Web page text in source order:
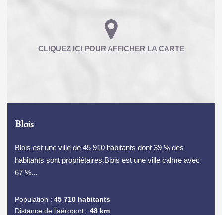
Blois
Blois est une ville de 45 910 habitants dont 39 % des
habitants sont propriétaires.Blois est une ville calme avec
67 %...
Population : 45 710 habitants
Distance de l'aéroport : 48 km